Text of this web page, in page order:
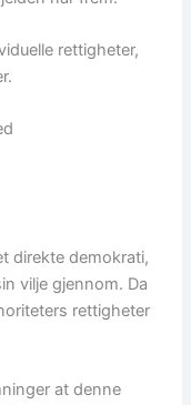
rettigheter,
direkte demokrati,
vilje gjennom. Da
rettigheter
at denne